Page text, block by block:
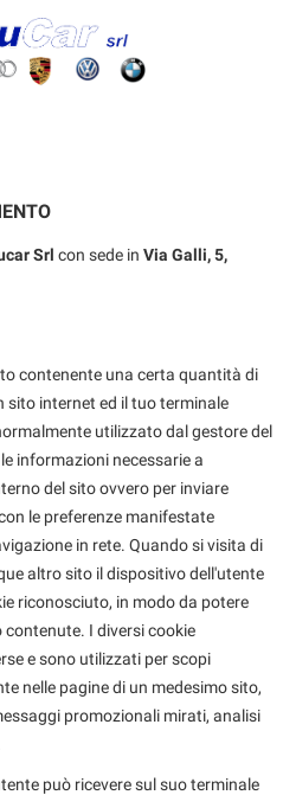
Srl con sede in Via Galli, 5,
contenente una certa quantità di
internet ed il tuo terminale
utilizzato dal gestore del
informazioni necessarie a
del sito ovvero per inviare
le preferenze manifestate
in rete. Quando si visita di
altro sito il dispositivo dell'utente
riconosciuto, in modo da potere
contenute. I diversi cookie
e sono utilizzati per scopi
nelle pagine di un medesimo sito,
promozionali mirati, analisi
può ricevere sul suo terminale